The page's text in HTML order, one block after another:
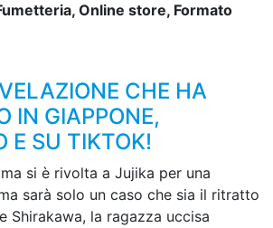
Online store, Formato
CHE HA
IN GIAPPONE,
E SU TIKTOK!
si è rivolta a Jujika per una
sarà solo un caso che sia il ritratto
Shirakawa, la ragazza uccisa